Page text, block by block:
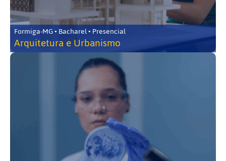
Formiga-MG • Bacharel • Presencial
Arquitetura e Urbanismo